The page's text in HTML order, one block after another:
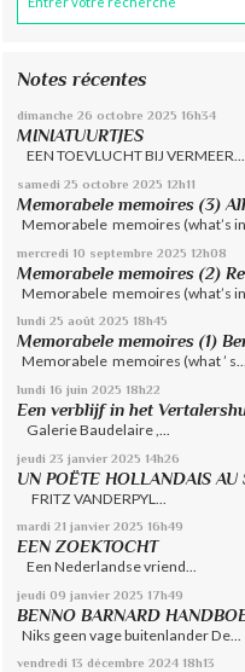
Notes récentes
dimanche 26 octobre 2025 16h34
MINIATUURTJES
EEN TOEVLUCHT BIJ VERMEER...
samedi 25 octobre 2025 12h11
Memorabele memoires (3)
Memorabele memoires (what’s
mercredi 10 septembre 2025 12h08
Memorabele memoires (2)
Memorabele memoires (what’s
lundi 25 août 2025 18h45
Memorabele memoires (1)
Memorabele memoires (what ’ s...
lundi 16 juin 2025 18h22
Een verblijf in het
Galerie Baudelaire ,...
jeudi 23 janvier 2025 14h26
UN POËTE HOLLANDAIS
FRITZ VANDERPYL...
mardi 21 janvier 2025 16h49
EEN ZOEKTOCHT
Een Nederlandse vriend...
jeudi 09 janvier 2025 17h49
BENNO BARNARD
Niks geen vage buitenlander De...
vendredi 13 décembre 2024 18h13